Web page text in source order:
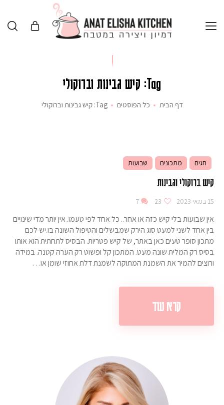
Tag: קיש גבינות וברוקולי
דף הבית כל הפוסטים Tag: קיש גבינות וברוקולי
חגים מתכונים שבועות
קיש ברוקולי וגבינות
15 במאי 2023 23
7
אין שבועות בלי קיש כזה או אחר.. כל אחד לפי טעמו. אין יותר מדי שינויים
בין אחד לשני למעט סוג הירק שמבשלים והטיפול השונה בו.יש לכם
מתכון סופר טעים כאן באתר, של קיש פטריות. הבסיס לתחתית הוא אותו
בסיס רק המלית שונה מעט. המתכון קל ופשוט רק הערה קטנה. במידה
ורוצים להמיר את השמנת המתוקה לשמנת דלת אחוזי שומן או…
קרא עוד